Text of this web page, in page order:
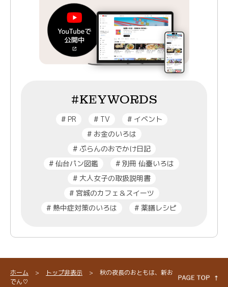
#KEYWORDS
#PR #TV #イベント
#お金のいろは
#ぷらんのおでかけ日記
# 仙台パン図鑑 # 別冊 仙臺いろは
#大人女子の取扱説明書
#宮城のカフェ＆スイーツ
# 熱中症対策のいろは # 薬膳レシピ
ホーム > トップ非表示 >
秋の夜長のおともは、新お
でん♡